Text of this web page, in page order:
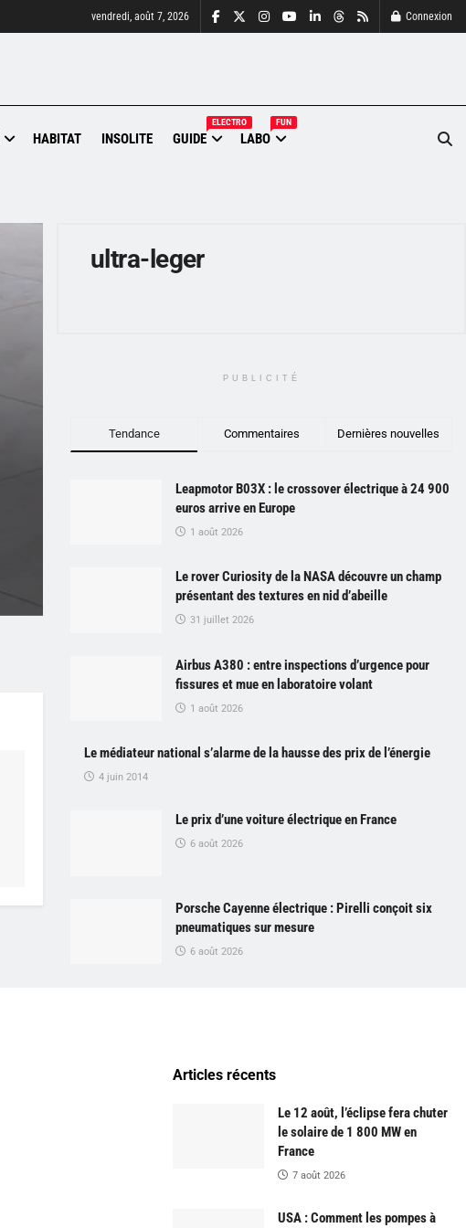
vendredi, août 7, 2026 Connexion
HABITAT INSOLITE GUIDE
ELECTRO
LABO
FUN
ultra-leger
PUBLICITÉ
Tendance Commentaires Dernières nouvelles
Leapmotor B03X : le crossover électrique à 24 900
euros arrive en Europe
1 août 2026
Le rover Curiosity de la NASA découvre un champ
présentant des textures en nid d’abeille
31 juillet 2026
Airbus A380 : entre inspections d’urgence pour
fissures et mue en laboratoire volant
1 août 2026
Le médiateur national s’alarme de la hausse des prix de l’énergie
4 juin 2014
Le prix d’une voiture électrique en France
6 août 2026
Porsche Cayenne électrique : Pirelli conçoit six
pneumatiques sur mesure
6 août 2026
Articles récents
Le 12 août, l’éclipse fera chuter
le solaire de 1 800 MW en
France
7 août 2026
USA : Comment les pompes à